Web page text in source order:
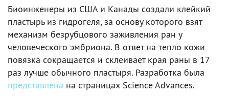
Биоинженеры из США и Канады создали клейкий
пластырь из гидрогеля, за основу которого взят
механизм безрубцового заживления ран у
человеческого эмбриона. В ответ на тепло кожи
повязка сокращается и склеивает края раны в 17
раз лучше обычного пластыря. Разработка была
представлена на страницах Science Advances.